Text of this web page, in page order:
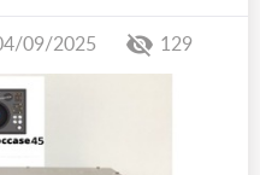
09/2025 129